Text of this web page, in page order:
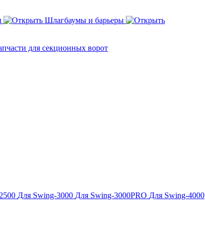
Шлагбаумы и барьеры
для секционных ворот
Для Swing-3000 Для Swing-3000PRO Для Swing-4000